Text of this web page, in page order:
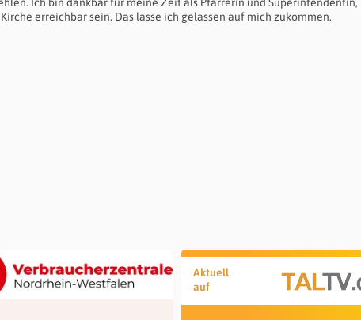
erreichbar sein. Das lasse ich gelassen auf mich zukommen.
Aktuell
auf